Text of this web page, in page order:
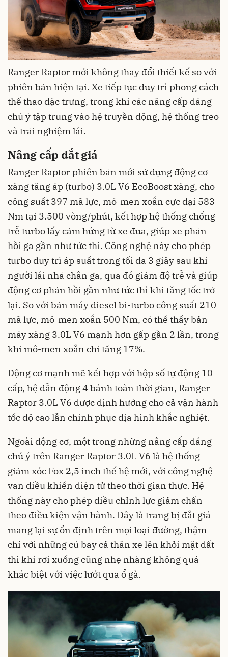
Ranger Raptor mới không thay đổi thiết kế so với
phiên bản hiện tại. Xe tiếp tục duy trì phong cách
thể thao đặc trưng, trong khi các nâng cấp đáng
chú ý tập trung vào hệ truyền động, hệ thống treo
và trải nghiệm lái.
Nâng cấp đắt giá
Ranger Raptor phiên bản mới sử dụng động cơ
xăng tăng áp (turbo) 3.0L V6 EcoBoost xăng, cho
công suất 397 mã lực, mô-men xoắn cực đại 583
Nm tại 3.500 vòng/phút, kết hợp hệ thống chống
trễ turbo lấy cảm hứng từ xe đua, giúp xe phản
hồi ga gần như tức thì. Công nghệ này cho phép
turbo duy trì áp suất trong tối đa 3 giây sau khi
người lái nhả chân ga, qua đó giảm độ trễ và giúp
động cơ phản hồi gần như tức thì khi tăng tốc trở
lại. So với bản máy diesel bi-turbo công suất 210
mã lực, mô-men xoắn 500 Nm, có thể thấy bản
máy xăng 3.0L V6 mạnh hơn gấp gần 2 lần, trong
khi mô-men xoắn chỉ tăng 17%.
Động cơ mạnh mẽ kết hợp với hộp số tự động 10
cấp, hệ dẫn động 4 bánh toàn thời gian, Ranger
Raptor 3.0L V6 được định hướng cho cả vận hành
tốc độ cao lẫn chinh phục địa hình khắc nghiệt.
Ngoài động cơ, một trong những nâng cấp đáng
chú ý trên Ranger Raptor 3.0L V6 là hệ thống
giảm xóc Fox 2,5 inch thế hệ mới, với công nghệ
van điều khiển điện tử theo thời gian thực. Hệ
thống này cho phép điều chỉnh lực giảm chấn
theo điều kiện vận hành. Đây là trang bị đắt giá
mang lại sự ổn định trên mọi loại đường, thậm
chí với những cú bay cả thân xe lên khỏi mặt đất
thì khi rơi xuống cũng nhẹ nhàng không quá
khác biệt với việc lướt qua ổ gà.